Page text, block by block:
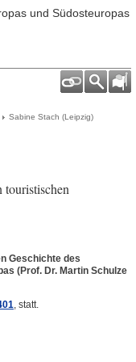
und Südosteuropas
Sabine Stach (Leipzig)
Geschichte des
(Prof. Dr. Martin Schulze
, statt.